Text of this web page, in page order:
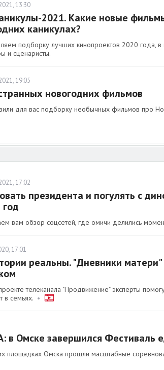
13:30
2021. Какие новые
каникулах?
подборку лучших кинопроектов 2020 года, в
и сценаристы.
19:05
новогодних фильмов
для вас подборку необычных фильмов про
17:02
президента и погулять с
вам обзор соцсетей, где омичи делились
17:01
реальны. "Дневники
телеканала "Продвижение" эксперты
в семьях.•
в Омске завершился Фестиваль
площадках Омска прошли масштабные